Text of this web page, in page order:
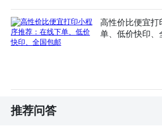
高性价比便宜打
单、低价快印、
推荐问答